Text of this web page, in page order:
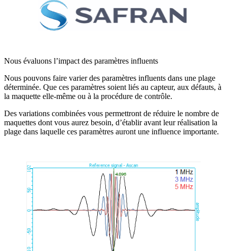
Nous évaluons l’impact des paramètres influents
Nous pouvons faire varier des paramètres influents dans une plage
déterminée. Que ces paramètres soient liés au capteur, aux défauts, à
la maquette elle-même ou à la procédure de contrôle.
Des variations combinées vous permettront de réduire le nombre de
maquettes dont vous aurez besoin, d’établir avant leur réalisation la
plage dans laquelle ces paramètres auront une influence importante.